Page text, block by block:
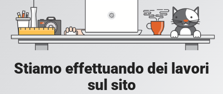
Stiamo effettuando dei lavori
sul sito